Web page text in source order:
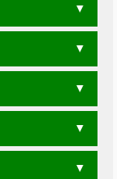
REIME